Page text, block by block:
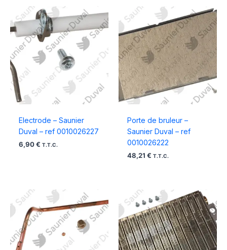
Electrode – Saunier
Duval – ref 0010026227
6,90 € T.T.C.
Porte de bruleur –
Saunier Duval – ref
0010026222
48,21 € T.T.C.